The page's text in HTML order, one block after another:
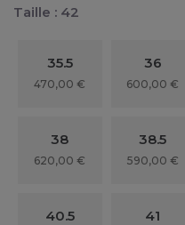
Taille : 42
35.5
470,00 €
36
600,00 €
38
620,00 €
38.5
590,00 €
40.5 41